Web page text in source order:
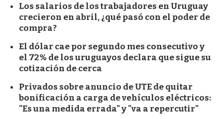
Los salarios de los trabajadores en Uruguay
crecieron en abril, ¿qué pasó con el poder de
compra?
El dólar cae por segundo mes consecutivo y
el 72% de los uruguayos declara que sigue su
cotización de cerca
Privados sobre anuncio de UTE de quitar
bonificación a carga de vehículos eléctricos:
"Es una medida errada" y "va a repercutir"